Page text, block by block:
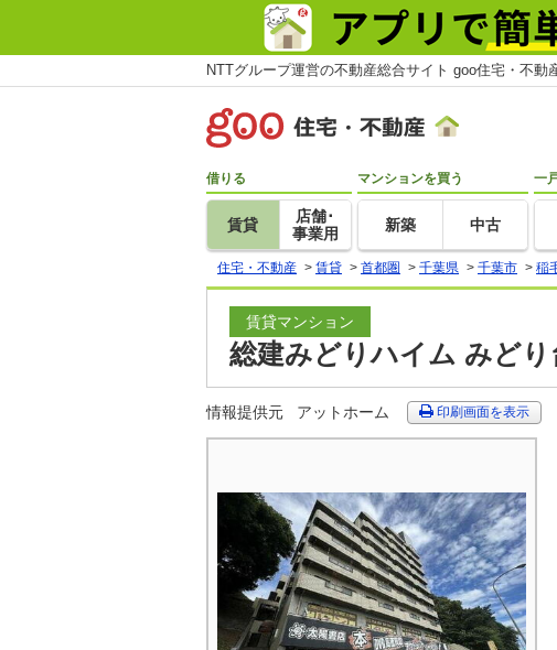
NTTグループ運営の不動産総合サイト goo住宅・不動
借りる
賃貸
店舗･
事業用
マンションを買う
新築 中古
一
住宅・不動産 > 賃貸 > 首都圏 > 千葉県 > 千葉市 > 稲
賃貸マンション
総建みどりハイム みど
情報提供元 アットホーム 印刷画面を表示